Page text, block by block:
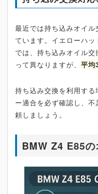
最近では持ち込みオイル
ています。イエローハ
では、持ち込みオイル
って異なりますが、 平均
持ち込み交換を利用す
ー適合を必ず確認し、
頼しましょう。
BMW Z4 E85